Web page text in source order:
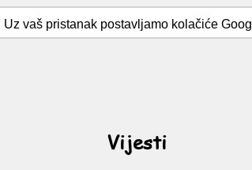
vaš pristanak postavljamo kolačiće
Vijesti